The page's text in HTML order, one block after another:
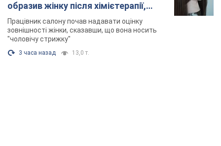
образив жінку після хімієтерапії,
розгорівся скандал. Фото
Працівник салону почав надавати оцінку
зовнішності жінки, сказавши, що вона носить
"чоловічу стрижку"
3 часа назад 13,0 т.